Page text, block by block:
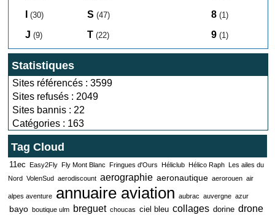
(30)
J (9)
S (47)
T (22)
8 (1)
9 (1)
Statistiques
Sites référencés : 3599
Sites refusés : 2049
Sites bannis : 22
Catégories : 163
Tag Cloud
11ec Easy2Fly Fly Mont Blanc Fringues d'Ours Héliclub Hélico Raph Les ailes du
Nord VolenSud aerodiscount aerographie aeronautique aerorouen air
alpes aventure annuaire aviation aubrac auvergne azur
bayo boutique ulm breguet choucas ciel bleu collages dorine drone